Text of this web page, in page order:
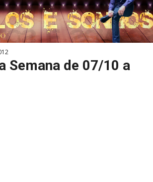
Semana de 07/10 a